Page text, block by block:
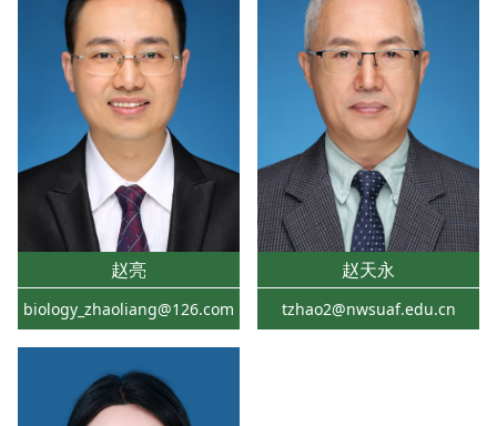
赵亮
biology_zhaoliang@126.com
赵天永
tzhao2@nwsuaf.edu.cn